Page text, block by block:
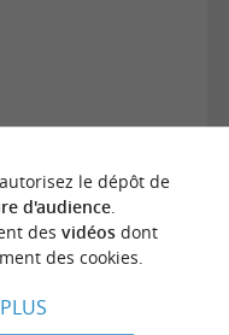
le dépôt de
d'audience.
des vidéosdont
des cookies.